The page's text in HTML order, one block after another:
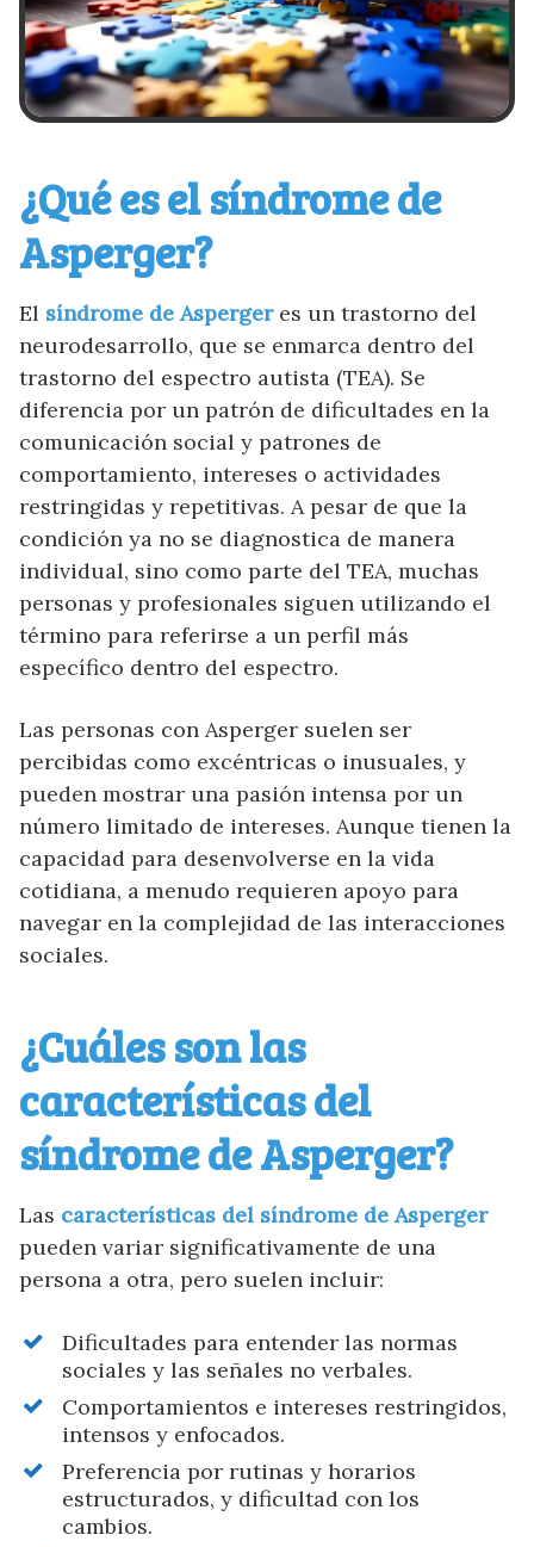
¿Qué es el síndrome de
Asperger?
El síndrome de Aspergeres un trastorno del
neurodesarrollo, que se enmarca dentro del
trastorno del espectro autista (TEA). Se
diferencia por un patrón de dificultades en la
comunicación social y patrones de
comportamiento, intereses o actividades
restringidas y repetitivas. A pesar de que la
condición ya no se diagnostica de manera
individual, sino como parte del TEA, muchas
personas y profesionales siguen utilizando el
término para referirse a un perfil más
específico dentro del espectro.
Las personas con Asperger suelen ser
percibidas como excéntricas o inusuales, y
pueden mostrar una pasión intensa por un
número limitado de intereses. Aunque tienen la
capacidad para desenvolverse en la vida
cotidiana, a menudo requieren apoyo para
navegar en la complejidad de las interacciones
sociales.
¿Cuáles son las
características del
síndrome de Asperger?
Las características del síndrome de Asperger
pueden variar significativamente de una
persona a otra, pero suelen incluir:
Dificultades para entender las normas
sociales y las señales no verbales.
Comportamientos e intereses restringidos,
intensos y enfocados.
Preferencia por rutinas y horarios
estructurados, y dificultad con los
cambios.